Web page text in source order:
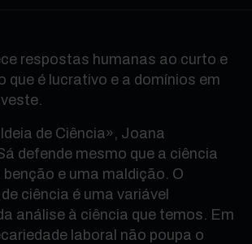
respostas humanas ao curto e
que é lucrativo e a domínios em
de Ciência», Joana
defende mesmo que a ciência
e uma maldição. O
ciência é uma variável
análise à ciência que temos. Em
laboral não poupa o